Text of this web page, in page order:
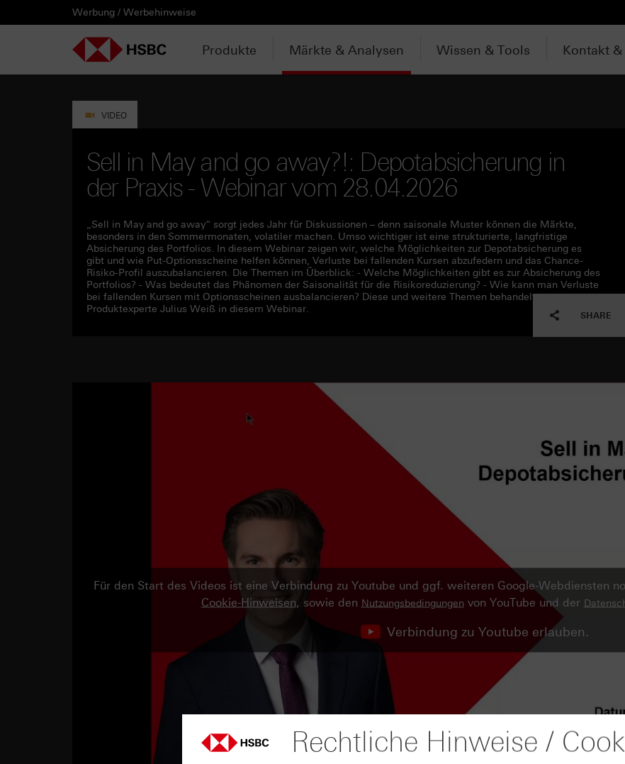
PRODUKTE
HEBELPRODUKTE
MÄRKTE & ANALYSEN
WISSEN & TOOLS
KONTAKT & SERVICE
DOWNLOADCENTER
LÄNDERAUSWAHL
Deutschland
AUSGEWÄHLTE SEITEN
HEBELPRODUKTE
Knock-out-Produkte
Weitere Hebelprodukte
Ausgestoppte Produkte
Intraday-Emissionen
ANLAGEPRODUKTE
Aktien- / Indexanleihen
Discount-Zertifikate
Express-Zertifikate
Kapitalschutz-Produkte
Sprint-Zertifikate
Strategie- / Basket- /
Themenzertifikate
AKTUELLES
Anpassungen / Kündigungen
Neuemissionen
ANALYSEN
Daily Trading
Trendkompass
Newsletter-Abonnement
VIDEOS
ntv-Zertifikate mit HSBC
Börse Stuttgart TV mit HSBC
Zertifikate Aktuell mit HSBC
WATCHLIST
Login / Zur Watchlist
WEBINARE
Webinartermine
WISSEN
kostenlose eBooks
Aktien- / Indexanleihen Rechner
Trendkompass
KONTAKT
Kontaktformular
SERVICE
Wir über uns
DOWNLOADCENTER
Basisprospekte /
Wertpapierbeschreibungen
Werbung / Werbehinweise
Produkte Märkte & Analysen Wissen & Tools Kontakt
VIDEO
Sell in May and go away?!: Depotabsicherung in
der Praxis - Webinar vom 28.04.2026
„Sell in May and go away“ sorgt jedes Jahr für Diskussionen – denn saisonale Muster können die Märkte,
besonders in den Sommermonaten, volatiler machen. Umso wichtiger ist eine strukturierte, langfristige
Absicherung des Portfolios. In diesem Webinar zeigen wir, welche Möglichkeiten zur Depotabsicherung es
gibt und wie Put-Optionsscheine helfen können, Verluste bei fallenden Kursen abzufedern und das Chance-
Risiko-Profil auszubalancieren. Die Themen im Überblick: - Welche Möglichkeiten gibt es zur Absicherung des
Portfolios? - Was bedeutet das Phänomen der Saisonalität für die Risikoreduzierung? - Wie kann man Verluste
bei fallenden Kursen mit Optionsscheinen ausbalancieren? Diese und weitere Themen behandelt unser
Produktexperte Julius Weiß in diesem Webinar.
SHARE
Für den Start des Videos ist eine Verbindung zu Youtube und ggf. weiteren Google-Webdiensten
Cookie-Hinweisen, sowie den Nutzungsbedingungen von YouTube und der
Verbindung zu Youtube erlauben.
Rechtliche Hinweise /